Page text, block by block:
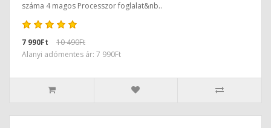
száma 4 magos Processzor foglalat&nb..
7 990Ft
10 490Ft
Alanyi adómentes ár: 7 990Ft